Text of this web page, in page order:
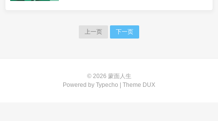
上一页 下一页
© 2026 蒙面人生
Powered by Typecho | Theme DUX